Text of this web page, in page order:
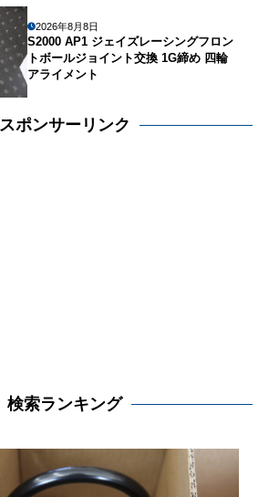
2026年8月8日
S2000 AP1 ジェイズレーシングフロン
トボールジョイント交換 1G締め 四輪
アライメント
スポンサーリンク
検索ランキング